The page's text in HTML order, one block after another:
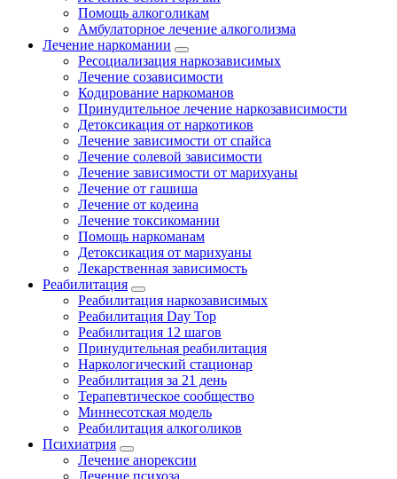
Помощь алкоголикам
Амбулаторное лечение алкоголизма
Лечение наркомании
Ресоциализация наркозависимых
Лечение созависимости
Кодирование наркоманов
Принудительное лечение наркозависимости
Детоксикация от наркотиков
Лечение зависимости от спайса
Лечение солевой зависимости
Лечение зависимости от марихуаны
Лечение от гашиша
Лечение от кодеина
Лечение токсикомании
Помощь наркоманам
Детоксикация от марихуаны
Лекарственная зависимость
Реабилитация
Реабилитация наркозависимых
Реабилитация Day Top
Реабилитация 12 шагов
Принудительная реабилитация
Наркологический стационар
Реабилитация за 21 день
Терапевтическое сообщество
Миннесотская модель
Реабилитация алкоголиков
Психиатрия
Лечение анорексии
Лечение психоза